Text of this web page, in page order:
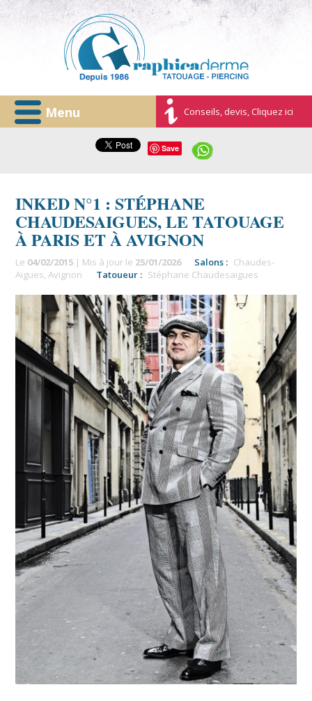
Menu Conseils, devis, Cliquez ici
Save
INKED N°1 : STÉPHANE
CHAUDESAIGUES, LE TATOUAGE
À PARIS ET À AVIGNON
Le 04/02/2015 | Mis à jour le 25/01/2026 Salons : Chaudes-
Aigues,Avignon Tatoueur : Stéphane Chaudesaigues